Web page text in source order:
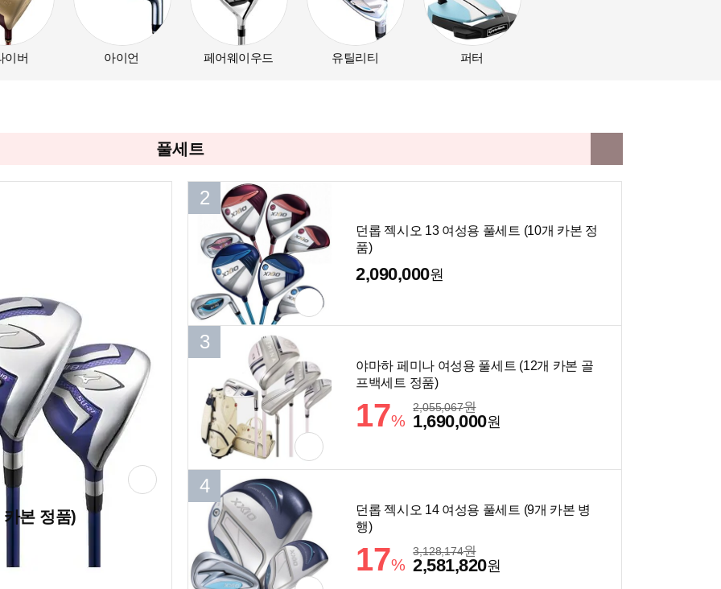
이버 아이언 페어웨이우드 유틸리티 퍼터
풀세트
본 정품)
2
2
던롭 젝시오 13 여성용 풀세트 (10개 카본 정
품)
2,090,000원
3
3
야마하 페미나 여성용 풀세트 (12개 카본 골
프백세트 정품)
17%
2,055,067원
1,690,000원
4
4
던롭 젝시오 14 여성용 풀세트 (9개 카본 병
행)
17%
3,128,174원
2,581,820원